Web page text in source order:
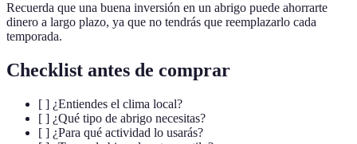
Recuerda que una buena inversión en un abrigo puede ahorrarte
dinero a largo plazo, ya que no tendrás que reemplazarlo cada
temporada.
Checklist antes de comprar
[ ] ¿Entiendes el clima local?
[ ] ¿Qué tipo de abrigo necesitas?
[ ] ¿Para qué actividad lo usarás?